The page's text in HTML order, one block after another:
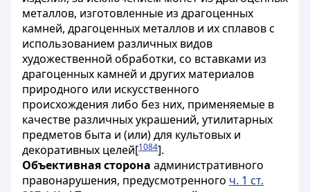
металлов, изготовленные из драгоценных
камней, драгоценных металлов и их сплавов с
использованием различных видов
художественной обработки, со вставками из
драгоценных камней и других материалов
природного или искусственного
происхождения либо без них, применяемые в
качестве различных украшений, утилитарных
предметов быта и (или) для культовых и
декоративных целей[1084].
Объективная сторона административного
правонарушения, предусмотренного ч. 1 ст.